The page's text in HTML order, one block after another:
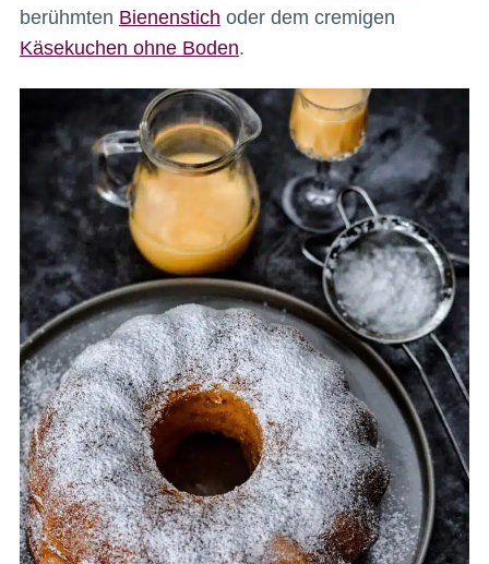
berühmten Bienenstich oder dem cremigen
Käsekuchen ohne Boden.